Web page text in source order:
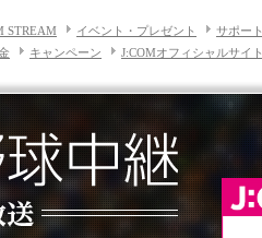
STREAM イベント・プレゼント
サポート
キャンペーン J:COMオフィシャルサイト